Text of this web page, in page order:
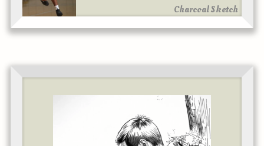
Charcoal Sketch